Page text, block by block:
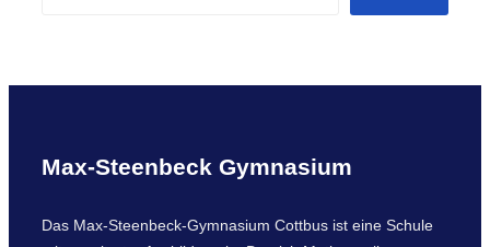
c
Max-Steenbeck Gymnasium
Das Max-Steenbeck-Gymnasium Cottbus ist eine Schule